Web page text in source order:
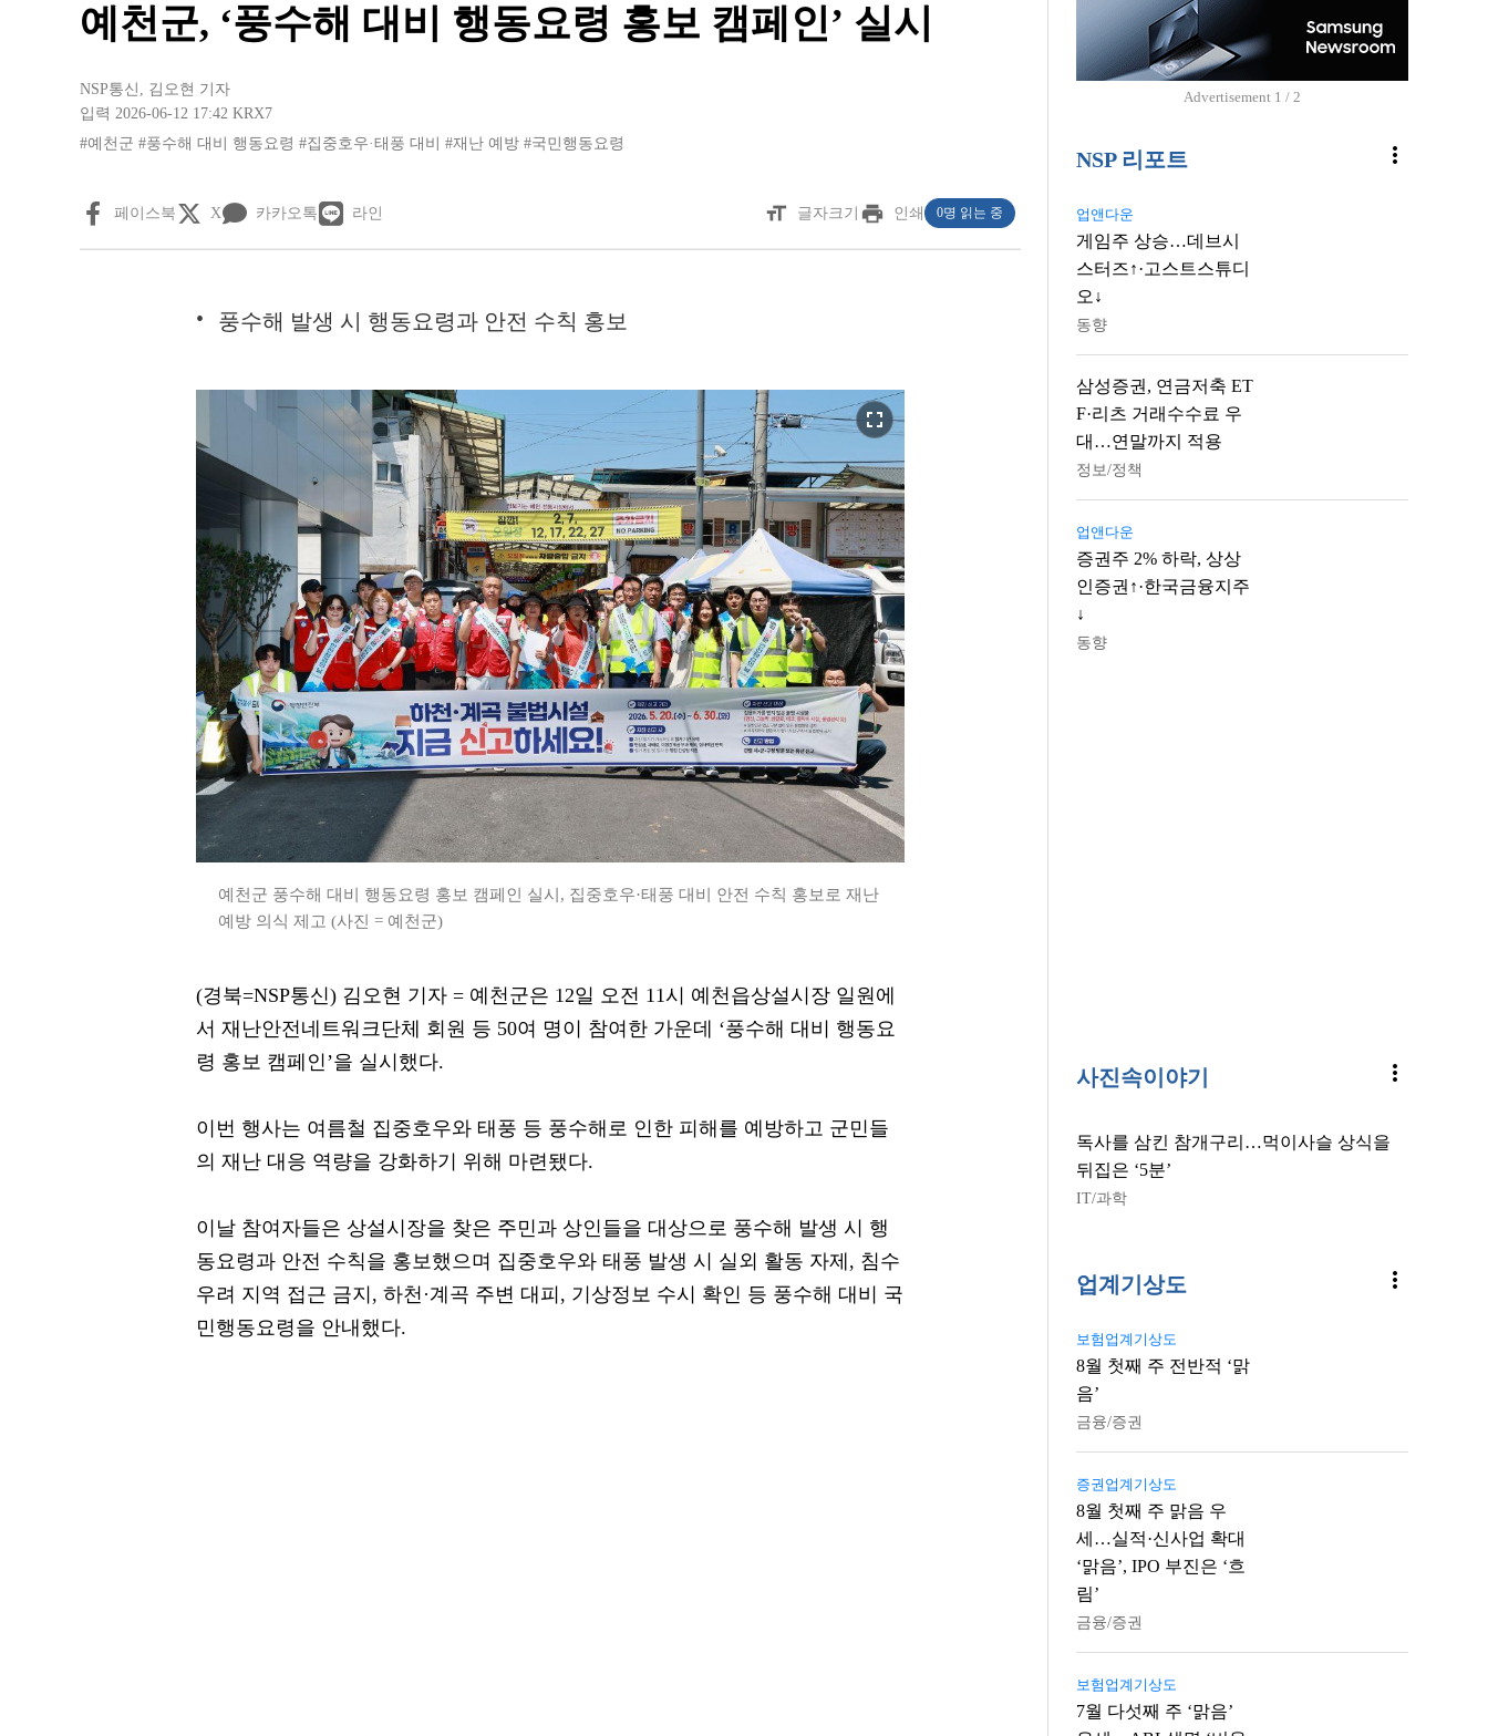
예천군, ‘풍수해 대비 행동요령 홍보 캠페인’ 실시
NSP통신 , 김오현 기자
입력 2026-06-12 17:42 KRX7
#예천군 #풍수해 대비 행동요령 #집중호우·태풍 대비 #재난 예방 #국민행동요령
페이스북 X 카카오톡 라인 format_size 글자크기 print 인쇄 0명 읽는 중
풍수해 발생 시 행동요령과 안전 수칙 홍보
fullscreen
예천군 풍수해 대비 행동요령 홍보 캠페인 실시, 집중호우·태풍 대비 안전 수칙 홍보로 재난
예방 의식 제고 (사진 = 예천군)
(경북=NSP통신) 김오현 기자 = 예천군은 12일 오전 11시 예천읍상설시장 일원에
서 재난안전네트워크단체 회원 등 50여 명이 참여한 가운데 ‘풍수해 대비 행동요
령 홍보 캠페인’을 실시했다.
이번 행사는 여름철 집중호우와 태풍 등 풍수해로 인한 피해를 예방하고 군민들
의 재난 대응 역량을 강화하기 위해 마련됐다.
이날 참여자들은 상설시장을 찾은 주민과 상인들을 대상으로 풍수해 발생 시 행
동요령과 안전 수칙을 홍보했으며 집중호우와 태풍 발생 시 실외 활동 자제, 침수
우려 지역 접근 금지, 하천·계곡 주변 대피, 기상정보 수시 확인 등 풍수해 대비 국
민행동요령을 안내했다.
Advertisement 1 / 2
NSP 리포트 more_vert
업앤다운
게임주 상승…데브시
스터즈↑·고스트스튜디
오↓
동향
삼성증권, 연금저축 ET
F·리츠 거래수수료 우
대…연말까지 적용
정보/정책
업앤다운
증권주 2% 하락, 상상
인증권↑·한국금융지주
↓
동향
사진속이야기 more_vert
독사를 삼킨 참개구리…먹이사슬 상식을
뒤집은 ‘5분’
IT/과학
업계기상도 more_vert
보험업계기상도
8월 첫째 주 전반적 ‘맑
음’
금융/증권
증권업계기상도
8월 첫째 주 맑음 우
세…실적·신사업 확대
‘맑음’, IPO 부진은 ‘흐
림’
금융/증권
보험업계기상도
7월 다섯째 주 ‘맑음’